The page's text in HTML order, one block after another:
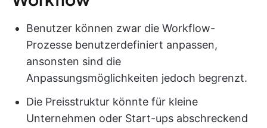
Benutzer können zwar die Workflow-
Prozesse benutzerdefiniert anpassen,
ansonsten sind die
Anpassungsmöglichkeiten jedoch begrenzt.
Die Preisstruktur könnte für kleine
Unternehmen oder Start-ups abschreckend